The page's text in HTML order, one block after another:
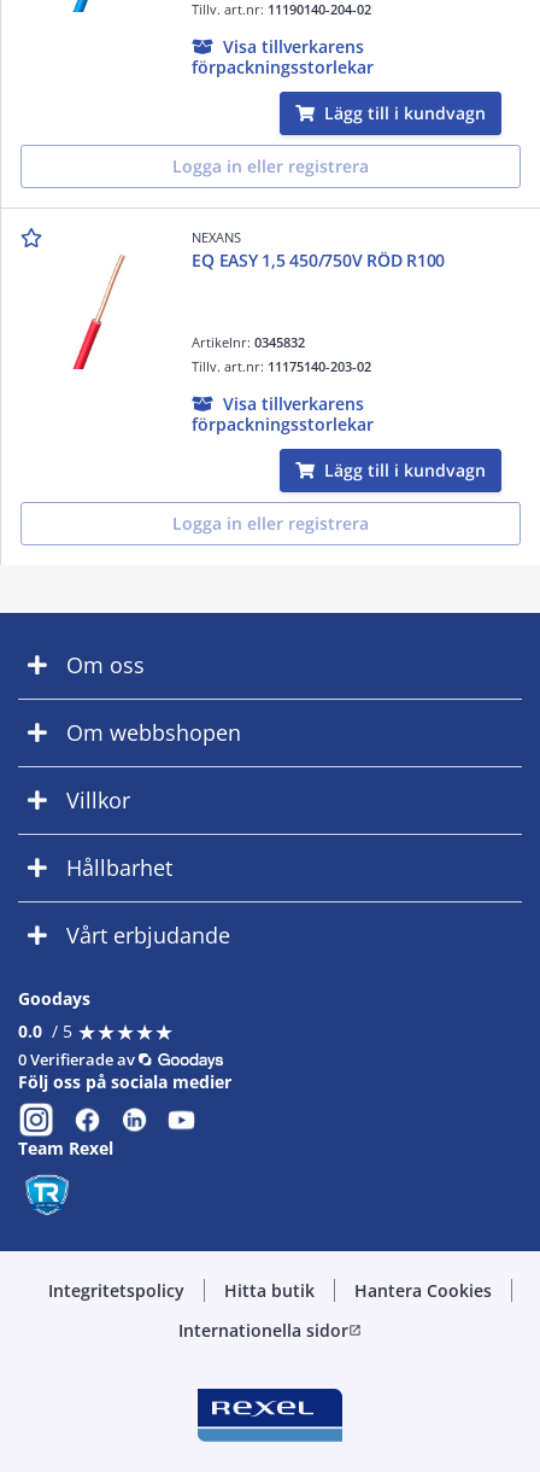
Tillv. art.nr: 11190140-204-02
Visa tillverkarens
förpackningsstorlekar
Lägg till i kundvagn
Logga in eller registrera
NEXANS
EQ EASY 1,5 450/750V RÖD R100
Artikelnr:0345832
Tillv. art.nr: 11175140-203-02
Visa tillverkarens
förpackningsstorlekar
Lägg till i kundvagn
Logga in eller registrera
Om oss
Om webbshopen
Villkor
Hållbarhet
Vårt erbjudande
Goodays
0.0 / 5 ★★★★★
★★★★★
0 Verifierade av
Följ oss på sociala medier
Team Rexel
Integritetspolicy Hitta butik
Hantera Cookies
Internationella sidoropen_in_new